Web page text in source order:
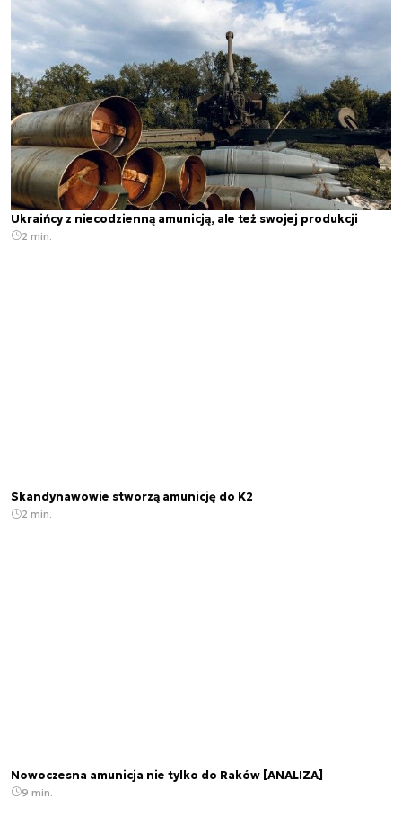
Ukraińcy z niecodzienną amunicją, ale też swojej produkcji
2 min.
Skandynawowie stworzą amunicję do K2
2 min.
Nowoczesna amunicja nie tylko do Raków [ANALIZA]
9 min.